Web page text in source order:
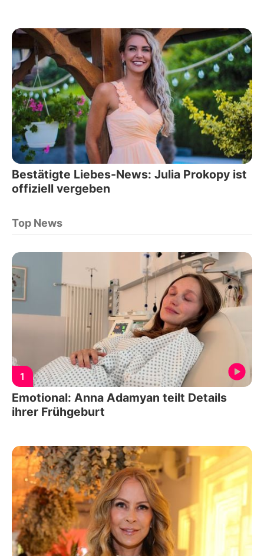
Bestätigte Liebes-News: Julia Prokopy ist
offiziell vergeben
Top News
1
Emotional: Anna Adamyan teilt Details
ihrer Frühgeburt